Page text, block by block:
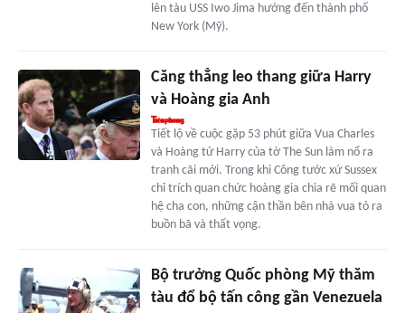
lên tàu USS Iwo Jima hướng đến thành phố
New York (Mỹ).
Căng thẳng leo thang giữa Harry
và Hoàng gia Anh
Tiết lộ về cuộc gặp 53 phút giữa Vua Charles
và Hoàng tử Harry của tờ The Sun làm nổ ra
tranh cãi mới. Trong khi Công tước xứ Sussex
chỉ trích quan chức hoàng gia chia rẽ mối quan
hệ cha con, những cận thần bên nhà vua tỏ ra
buồn bã và thất vọng.
Bộ trưởng Quốc phòng Mỹ thăm
tàu đổ bộ tấn công gần Venezuela